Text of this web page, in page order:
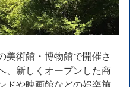
美術館・博物館で開催さ
、新しくオープンした商
ドや映画館などの娯楽施